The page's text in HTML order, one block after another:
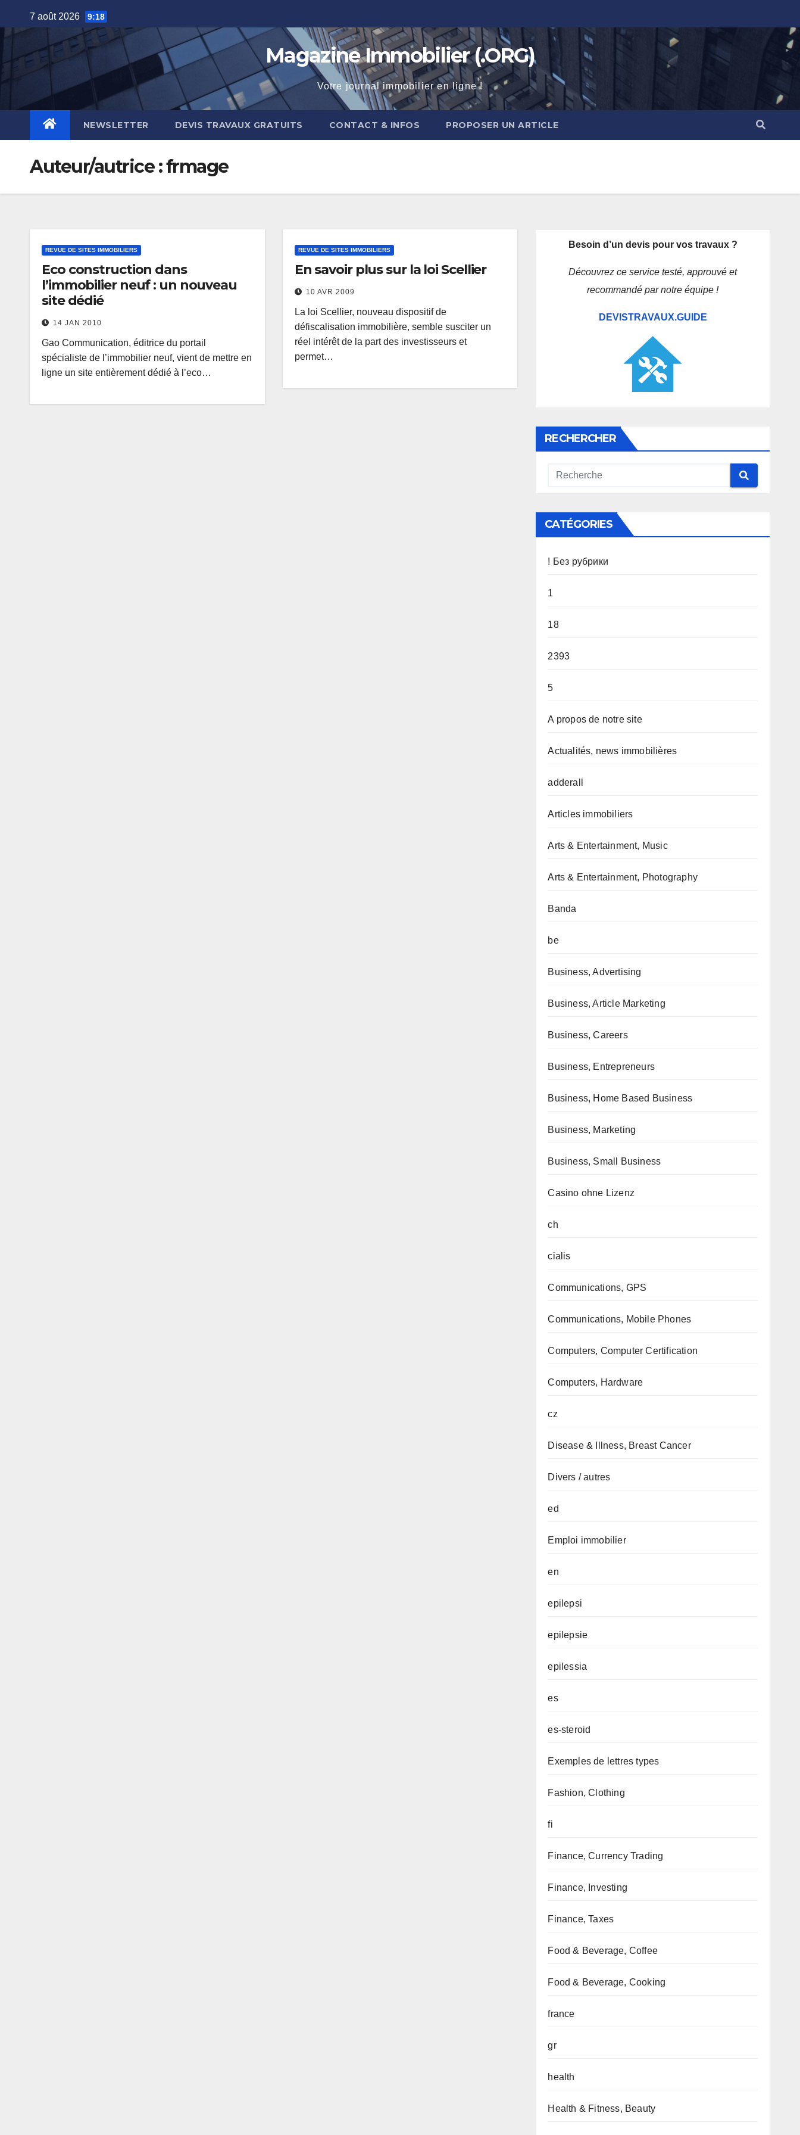
to
7 août 2026 9:18
Magazine Immobilier (.ORG)
Votre journal immobilier en ligne !
NEWSLETTER DEVIS TRAVAUX GRATUITS CONTACT & INFOS PROPOSER UN ARTICLE
Auteur/autrice :frmage
REVUE DE SITES IMMOBILIERS
Eco construction dans
l’immobilier neuf : un nouveau
site dédié
14 JAN 2010
Gao Communication, éditrice du portail
spécialiste de l’immobilier neuf, vient de mettre en
ligne un site entièrement dédié à l’eco…
REVUE DE SITES IMMOBILIERS
En savoir plus sur la loi Scellier
10 AVR 2009
La loi Scellier, nouveau dispositif de
défiscalisation immobilière, semble susciter un
réel intérêt de la part des investisseurs et
permet…
Besoin d’un devis pour vos travaux ?
Découvrez ce service testé, approuvé et
recommandé par notre équipe !
DEVISTRAVAUX.GUIDE
RECHERCHER
CATÉGORIES
! Без рубрики
1
18
2393
5
A propos de notre site
Actualités, news immobilières
adderall
Articles immobiliers
Arts & Entertainment, Music
Arts & Entertainment, Photography
Banda
be
Business, Advertising
Business, Article Marketing
Business, Careers
Business, Entrepreneurs
Business, Home Based Business
Business, Marketing
Business, Small Business
Casino ohne Lizenz
ch
cialis
Communications, GPS
Communications, Mobile Phones
Computers, Computer Certification
Computers, Hardware
cz
Disease & Illness, Breast Cancer
Divers / autres
ed
Emploi immobilier
en
epilepsi
epilepsie
epilessia
es
es-steroid
Exemples de lettres types
Fashion, Clothing
fi
Finance, Currency Trading
Finance, Investing
Finance, Taxes
Food & Beverage, Coffee
Food & Beverage, Cooking
france
gr
health
Health & Fitness, Beauty